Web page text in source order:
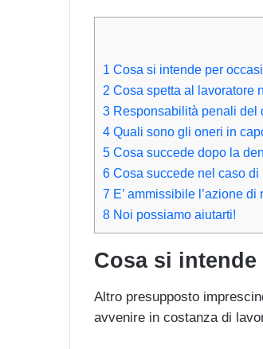
1 Cosa si intende per
2 Cosa spetta al lavoratore
3 Responsabilità penali del
4 Quali sono gli oneri in
5 Cosa succede dopo la
6 Cosa succede nel caso
7 E’ ammissibile l’azione
8 Noi possiamo aiutarti!
Cosa si
Altro presupposto
avvenire in costanza di